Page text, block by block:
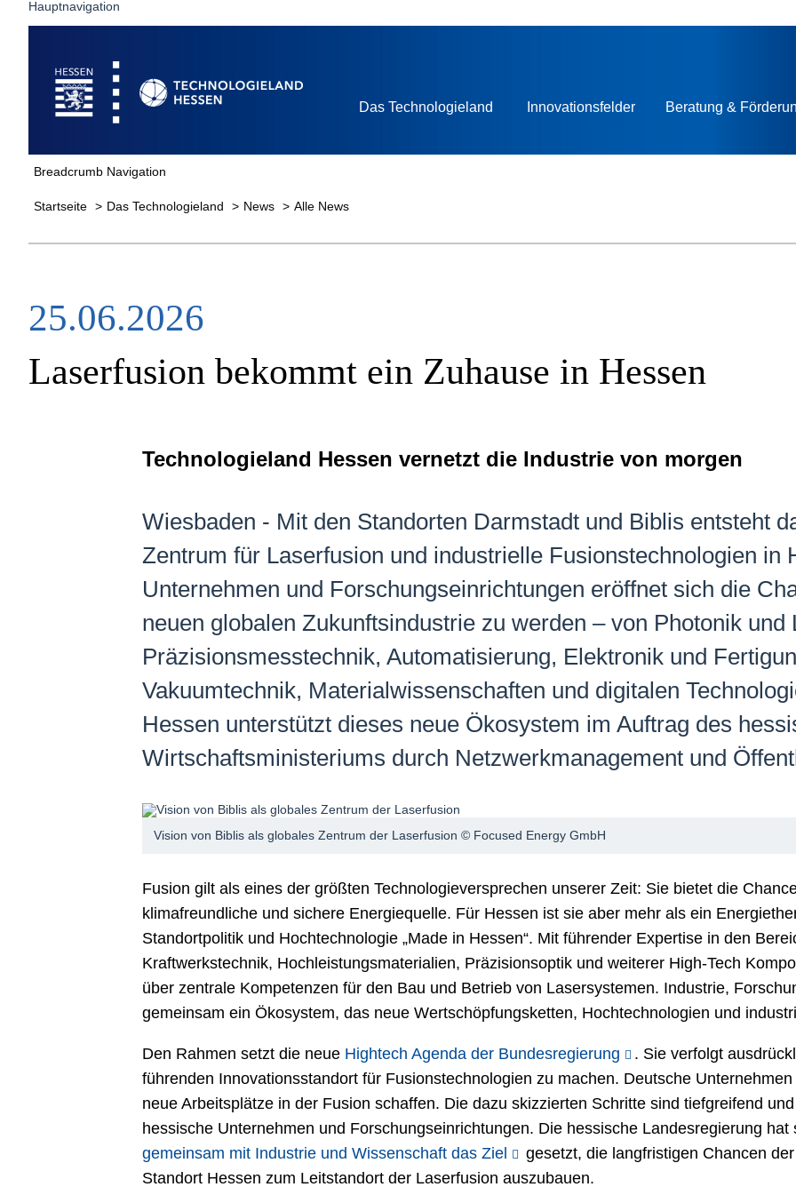
Hauptnavigation
Startseite
Das Technologieland Innovationsfelder Beratung &
Breadcrumb Navigation
Startseite Das Technologieland News Alle News
25.06.2026
Laserfusion bekommt ein Zuhause in Hessen
Technologieland Hessen vernetzt die Industrie von morgen
Wiesbaden - Mit den Standorten Darmstadt und Biblis entsteht
Zentrum für Laserfusion und industrielle Fusionstechnologien in
Unternehmen und Forschungseinrichtungen eröffnet sich die
neuen globalen Zukunftsindustrie zu werden – von Photonik und
Präzisionsmesstechnik, Automatisierung, Elektronik und
Vakuumtechnik, Materialwissenschaften und digitalen
Hessen unterstützt dieses neue Ökosystem im Auftrag des
Wirtschaftsministeriums durch Netzwerkmanagement und
Vision von Biblis als globales Zentrum der Laserfusion © Focused Energy GmbH
Fusion gilt als eines der größten Technologieversprechen unserer Zeit: Sie bietet die
klimafreundliche und sichere Energiequelle. Für Hessen ist sie aber mehr als ein
Standortpolitik und Hochtechnologie „Made in Hessen“. Mit führender Expertise in den
Kraftwerkstechnik, Hochleistungsmaterialien, Präzisionsoptik und weiterer High-Tech
über zentrale Kompetenzen für den Bau und Betrieb von Lasersystemen. Industrie,
gemeinsam ein Ökosystem, das neue Wertschöpfungsketten, Hochtechnologien und
Den Rahmen setzt die neue Hightech Agenda der Bundesregierung
. Sie verfolgt
führenden Innovationsstandort für Fusionstechnologien zu machen. Deutsche
neue Arbeitsplätze in der Fusion schaffen. Die dazu skizzierten Schritte sind tiefgreifend
hessische Unternehmen und Forschungseinrichtungen. Die hessische Landesregierung
gemeinsam mit Industrie und Wissenschaft das Ziel
gesetzt, die langfristigen Chancen
Standort Hessen zum Leitstandort der Laserfusion auszubauen.